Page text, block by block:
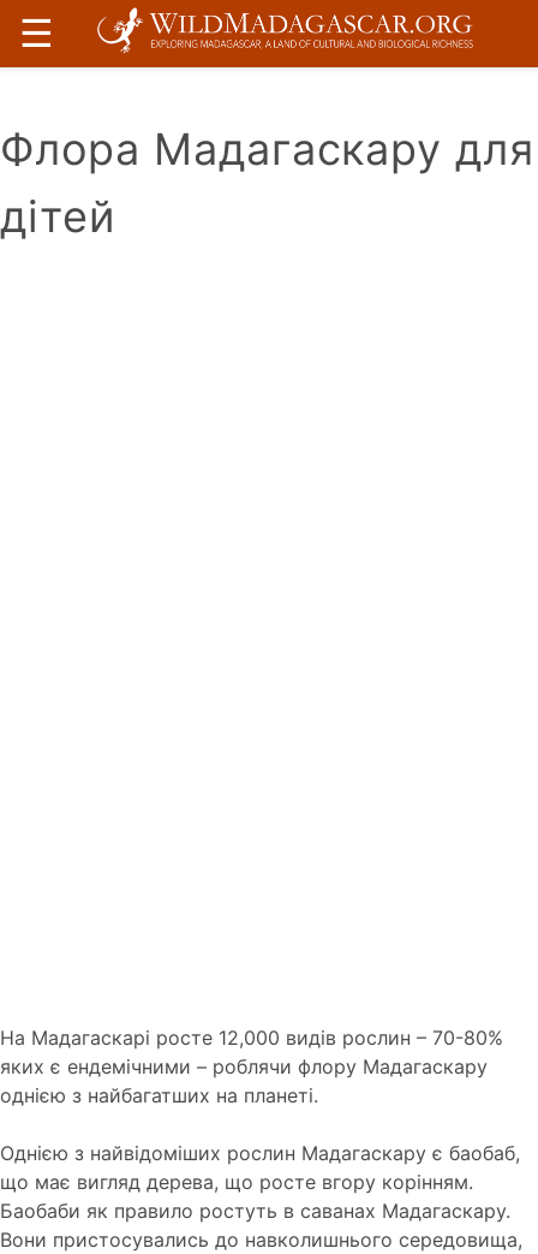
☰
Флора Мадагаскару для
дітей
На Мадагаскарі росте 12,000 видів рослин – 70-80%
яких є ендемічними – роблячи флору Мадагаскару
однією з найбагатших на планеті.
Однією з найвідоміших рослин Мадагаскару є баобаб,
що має вигляд дерева, що росте вгору корінням.
Баобаби як правило ростуть в саванах Мадагаскару.
Вони пристосувались до навколишнього середовища,